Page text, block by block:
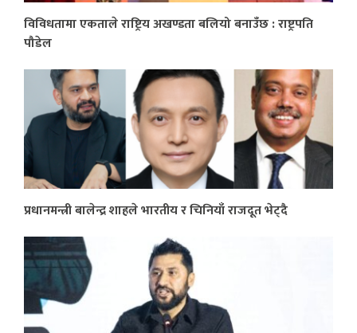
विविधतामा एकताले राष्ट्रिय अखण्डता बलियो बनाउँछ : राष्ट्रपति
पौडेल
प्रधानमन्त्री बालेन्द्र शाहले भारतीय र चिनियाँ राजदूत भेट्दै